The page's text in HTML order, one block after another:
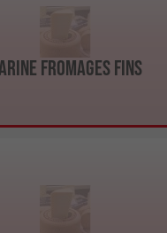
Fromages Fins